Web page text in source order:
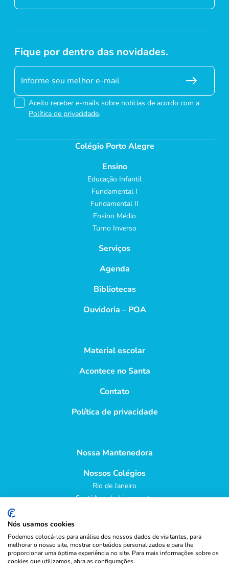
Colégio Porto Alegre
Ensino
Educação Infantil
Fundamental I
Fundamental II
Ensino Médio
Turno Inverso
Serviços
Agenda
Bibliotecas
Ouvidoria – POA
Material escolar
Acontece no Santa
Contato
Política de privacidade
Nossa Mantenedora
Nossos Colégios
Rio de Janeiro
Sant´Ana do Livramento
Fique por dentro das novidades.
Aceito receber e-mails sobre notícias de acordo com a
Política de privacidade.
Nós usamos cookies
Podemos colocá-los para análise dos nossos dados de visitantes, para
melhorar o nosso site, mostrar conteúdos personalizados e para lhe
proporcionar uma óptima experiência no site. Para mais informações sobre os
cookies que utilizamos, abra as configurações.